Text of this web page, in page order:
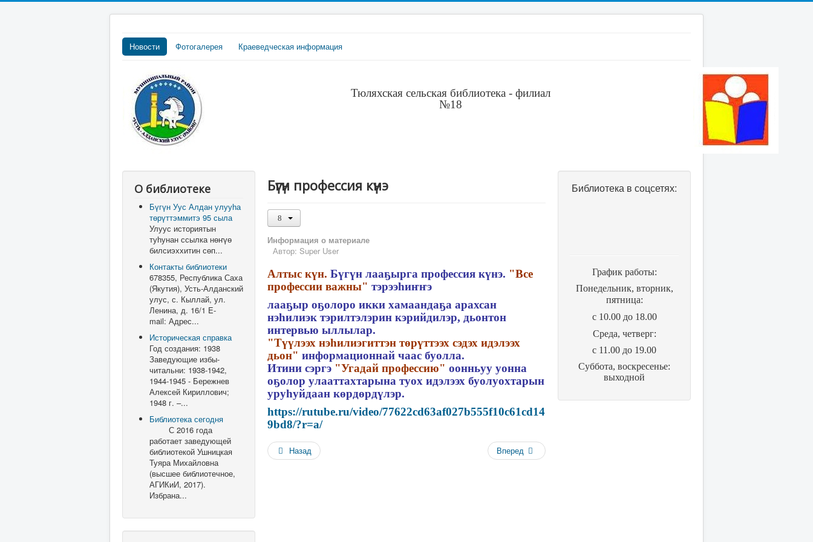
Новости Фотогалерея Краеведческая информация
Тюляхская сельская библиотека - филиал
№18
О библиотеке
Бүгүн Уус Алдан улууһа
төрүттэммитэ 95 сыла
Улуус историятын
туһунан ссылка нөҥүө
билсиэххитин сөп...
Контакты библиотеки
678355, Республика Саха
(Якутия), Усть-Алданский
улус, с. Кыллай, ул.
Ленина, д. 16/1 E-
mail: Адрес...
Историческая справка
Год создания: 1938
Заведующие избы-
читальни: 1938-1942,
1944-1945 - Бережнев
Алексей Кириллович;
1948 г. –...
Библиотека сегодня
С 2016 года
работает заведующей
библиотекой Ушницкая
Туяра Михайловна
(высшее библиотечное,
АГИКиИ, 2017).
Избрана...
Бүгүн профессия күнэ
Информация о материале
Автор: Super User
Алтыс күн. Бүгүн лааҕырга профессия күнэ. "Все
профессии важны" тэрээһиҥҥэ
лааҕыр оҕолоро икки хамаандаҕа арахсан
нэһилиэк тэрилтэлэрин кэрийдилэр, дьонтон
интервью ыллылар.
"Түүлээх нэһилиэгиттэн төрүттээх сэдэх идэлээх
дьон" информационнай чаас буолла.
Итини сэргэ "Угадай профессию" оонньуу уонна
оҕолор улааттахтарына туох идэлээх буолуохтарын
уруһуйдаан көрдөрдүлэр.
https://rutube.ru/video/77622cd63af027b555f10c61cd14
9bd8/?r=a/
Назад Вперед
Библиотека в соцсетях:
График работы:
Понедельник, вторник,
пятница:
с 10.00 до 18.00
Cреда, четверг:
с 11.00 до 19.00
Суббота, воскресенье:
выходной